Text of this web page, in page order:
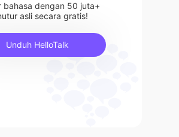
bahasa dengan 50 juta+
asli secara gratis!
Unduh HelloTalk